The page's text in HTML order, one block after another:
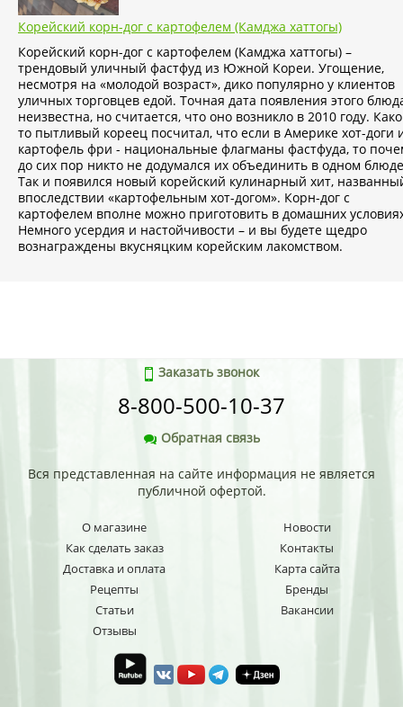
Корейский корн-дог с картофелем (Камджа хаттогы)
Корейский корн-дог с картофелем (Камджа хаттогы) –
трендовый уличный фастфуд из Южной Кореи. Угощение,
несмотря на «молодой возраст», дико популярно у клиентов
уличных торговцев едой. Точная дата появления этого
неизвестна, но считается, что оно возникло в 2010 году.
то пытливый кореец посчитал, что если в Америке хот-доги
картофель фри - национальные флагманы фастфуда, то
до сих пор никто не додумался их объединить в одном
Так и появился новый корейский кулинарный хит,
впоследствии «картофельным хот-догом». Корн-дог с
картофелем вполне можно приготовить в домашних
Немного усердия и настойчивости – и вы будете щедро
вознаграждены вкусняцким корейским лакомством.
Заказать звонок
8-800-500-10-37
Обратная связь
Вся представленная на сайте информация не является
публичной офертой.
О магазине
Как сделать заказ
Доставка и оплата
Рецепты
Статьи
Отзывы
Новости
Контакты
Карта сайта
Бренды
Вакансии